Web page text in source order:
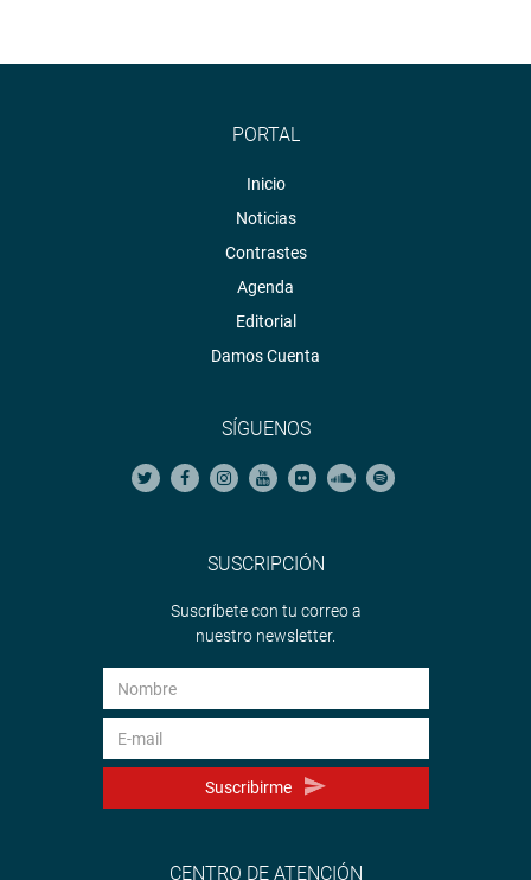
PORTAL
Inicio
Noticias
Contrastes
Agenda
Editorial
Damos Cuenta
SÍGUENOS
SUSCRIPCIÓN
Suscríbete con tu correo a
nuestro newsletter.
Suscribirme
CENTRO DE ATENCIÓN